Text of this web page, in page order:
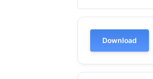
Download